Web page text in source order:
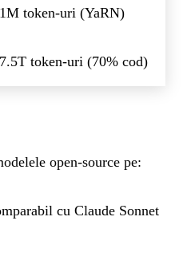
1M token-uri (YaRN)
7.5T token-uri (70% cod)
open-source pe:
cu Claude Sonnet